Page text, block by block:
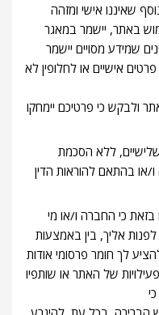
שאיננו אישי ומזהה
באתר, יישמר במאגר
שמידע מסויים יישמר
אישיים או לחלופין לא
ולבקש כי פרטיכם יימחקו
ללא הסכמת
או בהתאם להוראות הדין
כי החברה ו/או מי
אליך, בין באמצעות
לך חומר פרסומי אודות
של האתר או שותפיו